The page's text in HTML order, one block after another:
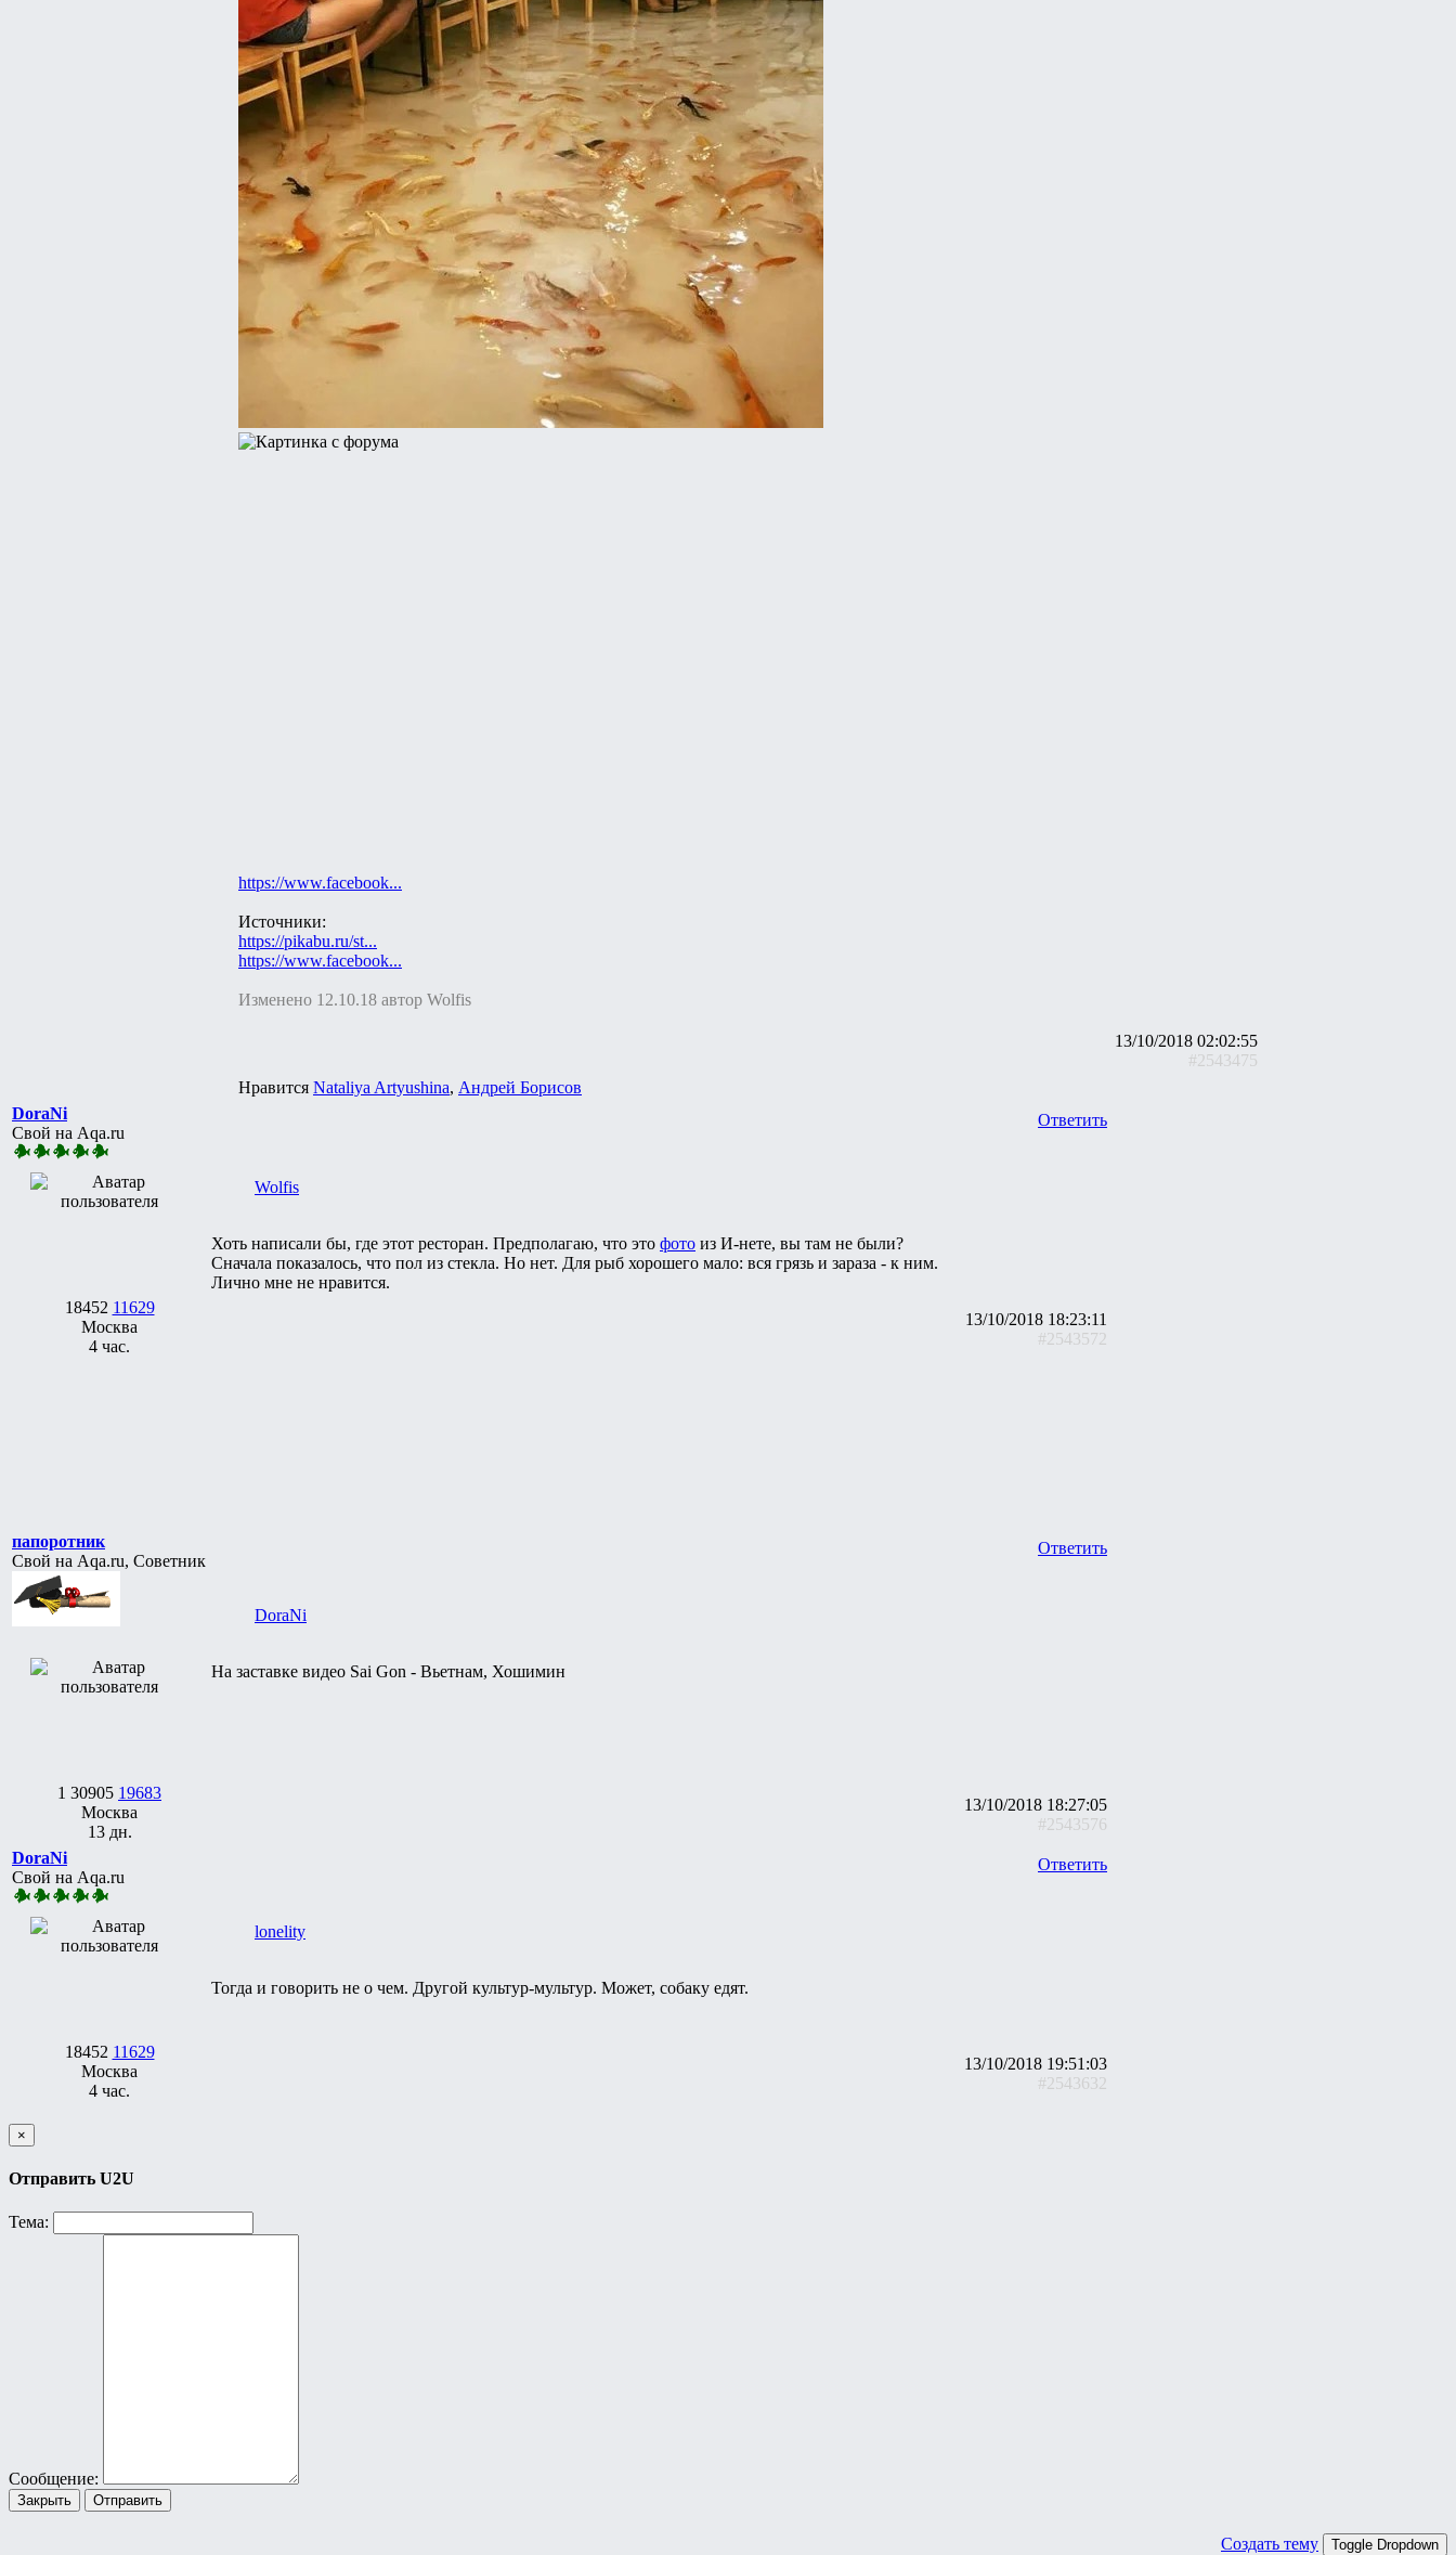
https://www.facebook...
Источники:
https://pikabu.ru/st...
https://www.facebook...
Изменено 12.10.18 автор Wolfis
13/10/2018 02:02:55
#2543475
Нравится Nataliya Artyushina, Андрей Борисов
DoraNi
Свой на Aqa.ru
18452 11629
Москва
4 час.
Ответить
Wolfis
Хоть написали бы, где этот ресторан. Предполагаю, что это фото из И-нете, вы там не были?
Сначала показалось, что пол из стекла. Но нет. Для рыб хорошего мало: вся грязь и зараза - к ним.
Лично мне не нравится.
13/10/2018 18:23:11
#2543572
папоротник
Свой на Aqa.ru, Советник
1 30905 19683
Москва
13 дн.
Ответить
DoraNi
На заставке видео Sai Gon - Вьетнам, Хошимин
13/10/2018 18:27:05
#2543576
DoraNi
Свой на Aqa.ru
18452 11629
Москва
4 час.
Ответить
lonelity
Тогда и говорить не о чем. Другой культур-мультур. Может, собаку едят.
13/10/2018 19:51:03
#2543632
×
Отправить U2U
Тема:
Сообщение:
Закрыть Отправить
Создать тему Toggle Dropdown